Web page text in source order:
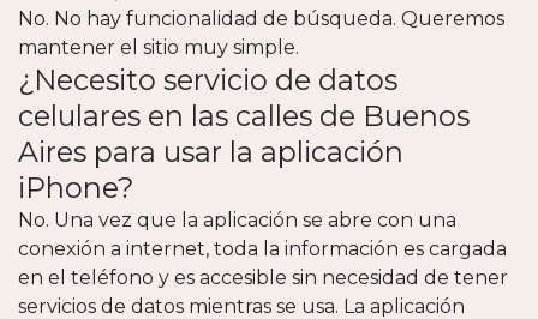
No. No hay funcionalidad de búsqueda. Queremos
mantener el sitio muy simple.
¿Necesito servicio de datos
celulares en las calles de Buenos
Aires para usar la aplicación
iPhone?
No. Una vez que la aplicación se abre con una
conexión a internet, toda la información es cargada
en el teléfono y es accesible sin necesidad de tener
servicios de datos mientras se usa. La aplicación